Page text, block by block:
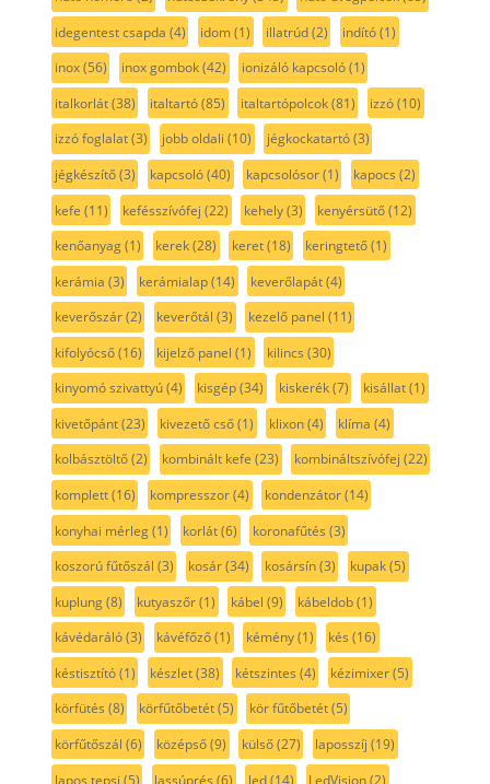
idegentest csapda (4) idom(1) illatrúd(2) indító(1)
inox(56) inox gombok(42) ionizáló kapcsoló(1)
italkorlát(38) italtartó(85) italtartópolcok(81) izzó(10)
izzó foglalat(3) jobb oldali (10) jégkockatartó(3)
jégkészítő(3) kapcsoló(40) kapcsolósor(1) kapocs (2)
kefe (11) kefésszívófej (22) kehely(3) kenyérsütő(12)
kenőanyag(1) kerek(28) keret(18) keringtető(1)
kerámia (3) kerámialap(14) keverőlapát(4)
keverőszár(2) keverőtál (3) kezelő panel (11)
kifolyócső(16) kijelző panel (1) kilincs (30)
kinyomó szivattyú(4) kisgép(34) kiskerék(7) kisállat(1)
kivetőpánt(23) kivezető cső(1) klixon(4) klíma (4)
kolbásztöltő(2) kombinált kefe (23) kombináltszívófej (22)
komplett(16) kompresszor(4) kondenzátor(14)
konyhai mérleg(1) korlát(6) koronafűtés (3)
koszorú fűtőszál (3) kosár(34) kosársín(3) kupak(5)
kuplung(8) kutyaszőr(1) kábel (9) kábeldob(1)
kávédaráló(3) kávéfőző(1) kémény(1) kés (16)
késtisztító(1) készlet(38) kétszintes (4) kézimixer(5)
körfütés (8) körfűtőbetét(5) kör fűtőbetét(5)
körfűtőszál (6) középső(9) külső(27) laposszíj (19)
lapos tepsi (5) lassúprés (6) led(14) LedVision(2)